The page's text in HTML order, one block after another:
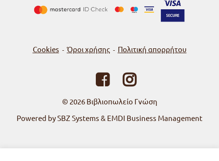
Cookies - Όροι χρήσης - Πολιτική απορρήτου
© 2026 Βιβλιοπωλείο Γνώση
Powered by SBZ Systems & EMDI Business Management